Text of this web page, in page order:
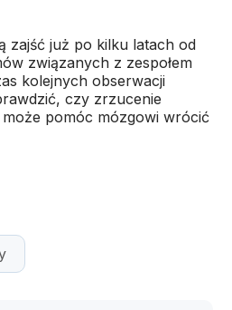
zajść już po kilku latach od
związanych z zespołem
kolejnych obserwacji
czy zrzucenie
pomóc mózgowi wrócić